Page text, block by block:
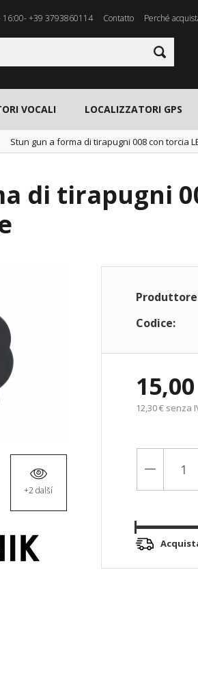
+39 3793860114 Contatto Perché
VOCALI LOCALIZZATORI GPS
Stun gun a forma di tirapugni 008 con torcia
di tirapugni
+2 další
Codice:
12,30 € senza